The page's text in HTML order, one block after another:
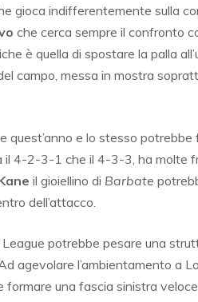
gioca indifferentemente sulla
che cerca sempre il confronto
è quella di spostare la palla
campo, messa in mostra
quest’anno e lo stesso
4-2-3-1 che il 4-3-3, ha molte
il gioiellino di Barbate
dell’attacco.
potrebbe pesare una
agevolare l’ambientamento a
una fascia sinistra